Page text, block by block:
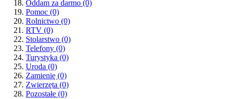
Oddam za darmo (0)
Pomoc (0)
Rolnictwo (0)
RTV (0)
Stolarstwo (0)
Telefony (0)
Turystyka (0)
Uroda (0)
Zamienię (0)
Zwierzęta (0)
Pozostałe (0)